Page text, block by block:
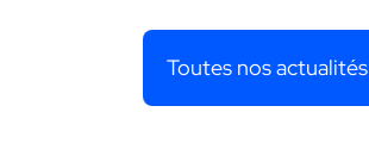
Toutes nos actualités